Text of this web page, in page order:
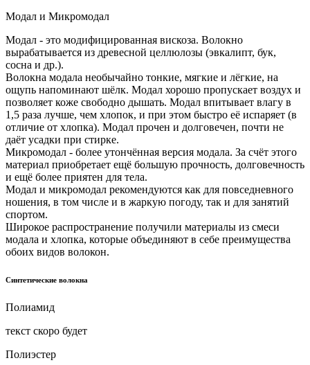
Модал и Микромодал
Модал - это модифицированная вискоза. Волокно
вырабатывается из древесной целлюлозы (эвкалипт, бук,
сосна и др.).
Волокна модала необычайно тонкие, мягкие и лёгкие, на
ощупь напоминают шёлк. Модал хорошо пропускает воздух и
позволяет коже свободно дышать. Модал впитывает влагу в
1,5 раза лучше, чем хлопок, и при этом быстро её испаряет (в
отличие от хлопка). Модал прочен и долговечен, почти не
даёт усадки при стирке.
Микромодал - более утончённая версия модала. За счёт этого
материал приобретает ещё большую прочность, долговечность
и ещё более приятен для тела.
Модал и микромодал рекомендуются как для повседневного
ношения, в том числе и в жаркую погоду, так и для занятий
спортом.
Широкое распространение получили материалы из смеси
модала и хлопка, которые объединяют в себе преимущества
обоих видов волокон.
Синтетические волокна
Полиамид
текст скоро будет
Полиэстер